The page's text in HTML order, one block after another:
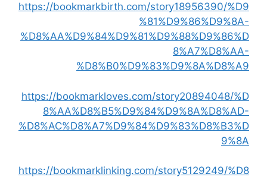
https://bookmarkbirth.com/story18956390/%D9
%81%D9%86%D9%8A-
%D8%AA%D9%84%D9%81%D9%88%D9%86%D
8%A7%D8%AA-
%D8%B0%D9%83%D9%8A%D8%A9
https://bookmarkloves.com/story20894048/%D
8%AA%D8%B5%D9%84%D9%8A%D8%AD-
%D8%AC%D8%A7%D9%84%D9%83%D8%B3%D
9%8A
https://bookmarklinking.com/story5129249/%D8